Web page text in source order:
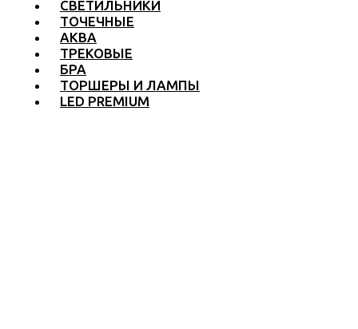
СВЕТИЛЬНИКИ
ТОЧЕЧНЫЕ
АКВА
ТРЕКОВЫЕ
БРА
ТОРШЕРЫ И ЛАМПЫ
LED PREMIUM